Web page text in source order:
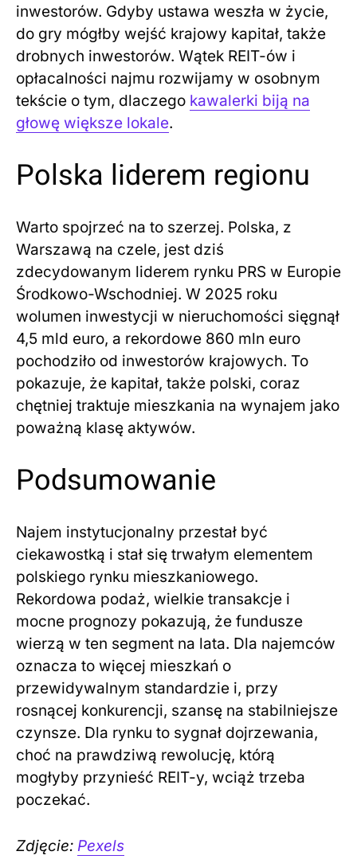
inwestorów. Gdyby ustawa weszła w życie,
do gry mógłby wejść krajowy kapitał, także
drobnych inwestorów. Wątek REIT-ów i
opłacalności najmu rozwijamy w osobnym
tekście o tym, dlaczego kawalerki biją na
głowę większe lokale.
Polska liderem regionu
Warto spojrzeć na to szerzej. Polska, z
Warszawą na czele, jest dziś
zdecydowanym liderem rynku PRS w Europie
Środkowo-Wschodniej. W 2025 roku
wolumen inwestycji w nieruchomości sięgnął
4,5 mld euro, a rekordowe 860 mln euro
pochodziło od inwestorów krajowych. To
pokazuje, że kapitał, także polski, coraz
chętniej traktuje mieszkania na wynajem jako
poważną klasę aktywów.
Podsumowanie
Najem instytucjonalny przestał być
ciekawostką i stał się trwałym elementem
polskiego rynku mieszkaniowego.
Rekordowa podaż, wielkie transakcje i
mocne prognozy pokazują, że fundusze
wierzą w ten segment na lata. Dla najemców
oznacza to więcej mieszkań o
przewidywalnym standardzie i, przy
rosnącej konkurencji, szansę na stabilniejsze
czynsze. Dla rynku to sygnał dojrzewania,
choć na prawdziwą rewolucję, którą
mogłyby przynieść REIT-y, wciąż trzeba
poczekać.
Zdjęcie: Pexels